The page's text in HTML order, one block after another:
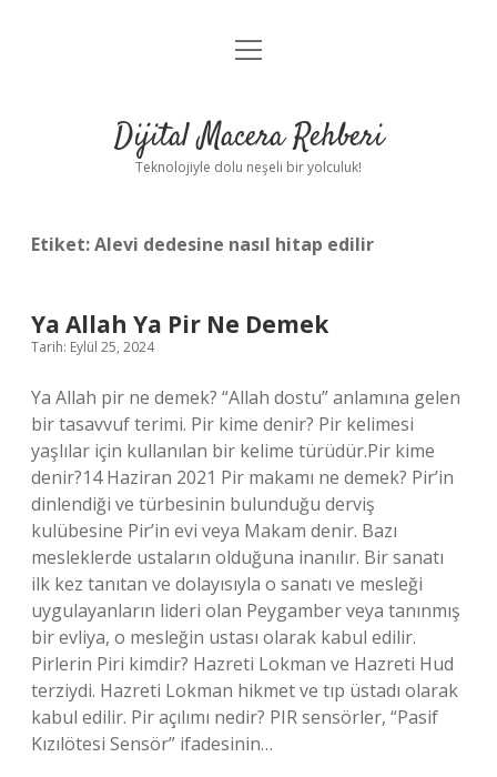
Anasayfa
Yasal Uyarı
menüyü
Dijital Macera Rehberi
Teknolojiyle dolu neşeli bir yolculuk!
Etiket:Alevi dedesine nasıl hitap edilir
Ya Allah Ya Pir Ne Demek
Tarih: Eylül 25, 2024
Ya Allah pir ne demek? “Allah dostu” anlamına gelen
bir tasavvuf terimi. Pir kime denir? Pir kelimesi
yaşlılar için kullanılan bir kelime türüdür.Pir kime
denir?14 Haziran 2021 Pir makamı ne demek? Pir’in
dinlendiği ve türbesinin bulunduğu derviş
kulübesine Pir’in evi veya Makam denir. Bazı
mesleklerde ustaların olduğuna inanılır. Bir sanatı
ilk kez tanıtan ve dolayısıyla o sanatı ve mesleği
uygulayanların lideri olan Peygamber veya tanınmış
bir evliya, o mesleğin ustası olarak kabul edilir.
Pirlerin Piri kimdir? Hazreti Lokman ve Hazreti Hud
terziydi. Hazreti Lokman hikmet ve tıp üstadı olarak
kabul edilir. Pir açılımı nedir? PIR sensörler, “Pasif
Kızılötesi Sensör” ifadesinin…